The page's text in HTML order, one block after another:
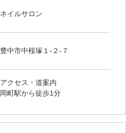
ネイルサロン
豊中市中桜塚１‐２‐７
アクセス・道案内
岡町駅から徒歩1分